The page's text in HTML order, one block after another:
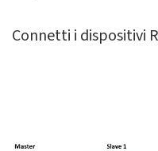
Connetti i dispositivi